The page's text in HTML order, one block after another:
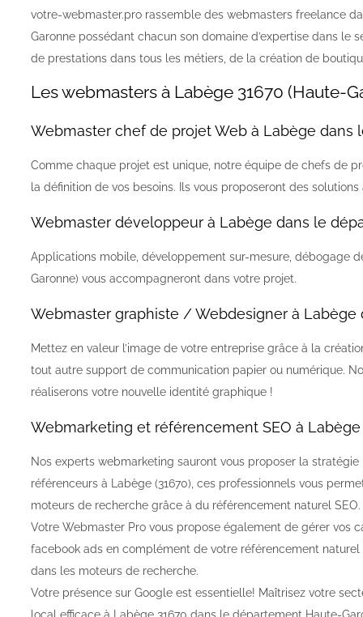
votre-webmaster.pro rassemble des webmasters freelance
Garonne possédant chacun son domaine d’expertise dans
de prestations dans tous les métiers, de la création de
Les webmasters à Labège 31670 (Haute-
Webmaster chef de projet Web à Labège dans
Comme chaque projet est unique, notre équipe de chefs de
la définition de vos besoins. Ils vous proposeront des
Webmaster développeur à Labège dans le
Applications mobile, développement sur-mesure, débogage
Garonne) vous accompagneront dans votre projet.
Webmaster graphiste / Webdesigner à
Mettez en valeur l’image de votre entreprise grâce à la
tout autre support de communication papier ou numérique.
réaliserons votre nouvelle identité graphique !
Webmarketing et référencement SEO à
Nos experts webmarketing sauront vous proposer la
référenceurs à Labège (31670), ces professionnels vous
moteurs de recherche grâce à du référencement naturel SEO.
Votre Webmaster Pro vous propose également de gérer vos
facebook ads en complément de votre référencement
dans les moteurs de recherche.
Votre présence sur Google est essentielle! Maîtrisez votre